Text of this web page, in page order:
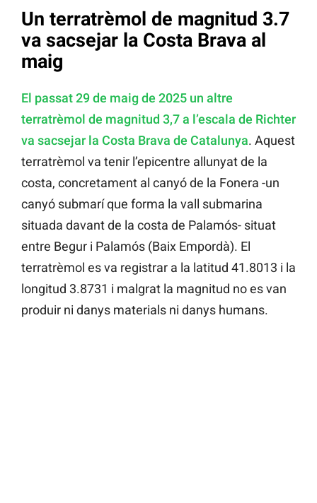
Un terratrèmol de magnitud 3.7
va sacsejar la Costa Brava al
maig
El passat 29 de maig de 2025 un altre
terratrèmol de magnitud 3,7 a l’escala de Richter
va sacsejar la Costa Brava de Catalunya. Aquest
terratrèmol va tenir l’epicentre allunyat de la
costa, concretament al canyó de la Fonera -un
canyó submarí que forma la vall submarina
situada davant de la costa de Palamós- situat
entre Begur i Palamós (Baix Empordà). El
terratrèmol es va registrar a la latitud 41.8013 i la
longitud 3.8731 i malgrat la magnitud no es van
produir ni danys materials ni danys humans.